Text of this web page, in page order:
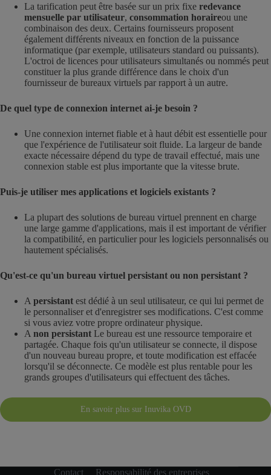
La tarification peut être basée sur un prix fixe redevance
mensuelle par utilisateur, consommation horaireou une
combinaison des deux. Certains fournisseurs proposent
également différents niveaux en fonction de la puissance
informatique (par exemple, utilisateurs standard ou puissants).
L'octroi de licences pour utilisateurs simultanés ou nommés peut
constituer la plus grande différence dans le choix d'un
fournisseur de bureaux virtuels par rapport à un autre.
De quel type de connexion internet ai-je besoin ?
Une connexion internet fiable et à haut débit est essentielle pour
que l'expérience de l'utilisateur soit fluide. La largeur de bande
exacte nécessaire dépend du type de travail effectué, mais une
connexion stable est plus importante que la vitesse brute.
Puis-je utiliser mes applications et logiciels existants ?
La plupart des solutions de bureau virtuel prennent en charge
une large gamme d'applications, mais il est important de vérifier
la compatibilité, en particulier pour les logiciels personnalisés ou
hautement spécialisés.
Qu'est-ce qu'un bureau virtuel persistant ou non persistant ?
A persistant est dédié à un seul utilisateur, ce qui lui permet de
le personnaliser et d'enregistrer ses modifications. C'est comme
si vous aviez votre propre ordinateur physique.
A non persistant Le bureau est une ressource temporaire et
partagée. Chaque fois qu'un utilisateur se connecte, il dispose
d'un nouveau bureau propre, et toute modification est effacée
lorsqu'il se déconnecte. Ce modèle est plus rentable pour les
grands groupes d'utilisateurs qui effectuent des tâches.
En savoir plus sur Inuvika OVD
Contact Responsabilité des entreprises